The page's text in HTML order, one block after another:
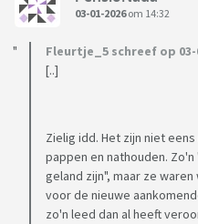
03-01-2026om 14:32
Fleurtje_5 schreef op 03-
[..]
Zielig idd. Het zijn niet
pappen en nathouden.
geland zijn", maar ze
voor de nieuwe
zo'n leed dan al heeft